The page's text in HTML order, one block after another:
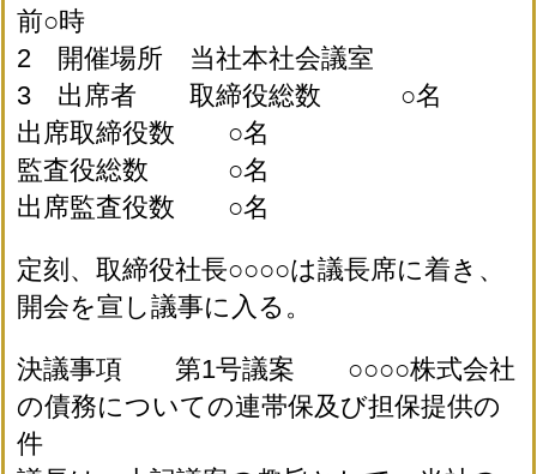
前○時
2 開催場所 当社本社会議室
3 出席者 取締役総数 ○名
出席取締役数 ○名
監査役総数 ○名
出席監査役数 ○名
定刻、取締役社長○○○○は議長席に着き、
開会を宣し議事に入る。
決議事項 第1号議案 ○○○○株式会社
の債務についての連帯保及び担保提供の
件